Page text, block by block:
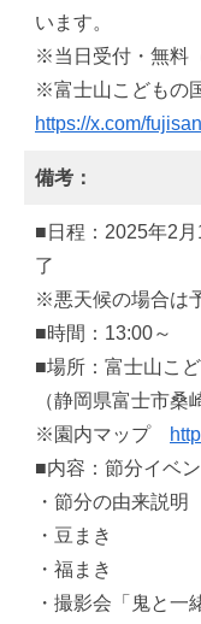
います。
※当日受付・無料
※富士山こどもの
https://x.com/
備考：
■日程：2025年2
了
※悪天候の場合は
■時間：13:00～
■場所：富士山こ
（静岡県富士市桑
※園内マップ
■内容：節分イベ
・節分の由来説明
・豆まき
・福まき
・撮影会「鬼と一